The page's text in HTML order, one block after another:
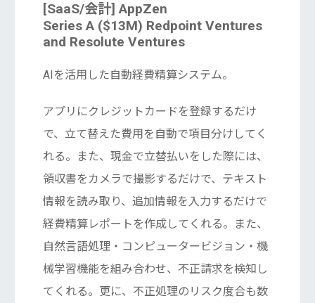
[SaaS/会計] AppZen
Series A ($13M) Redpoint Ventures
and Resolute Ventures
AIを活用した自動経費精算システム。
アプリにクレジットカードを登録するだけ
で、立て替えた費用を自動で項目分けしてく
れる。また、現金で立替払いをした際には、
領収書をカメラで撮影するだけで、テキスト
情報を読み取り、追加情報を入力するだけで
経費精算レポートを作成してくれる。また、
自然言語処理・コンピュータービジョン・機
械学習機能を組み合わせ、不正請求を検知し
てくれる。更に、不正処理のリスク度合も数